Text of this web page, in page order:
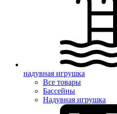
надувная игрушка
Все товары
Бассейны
Надувная игрушка